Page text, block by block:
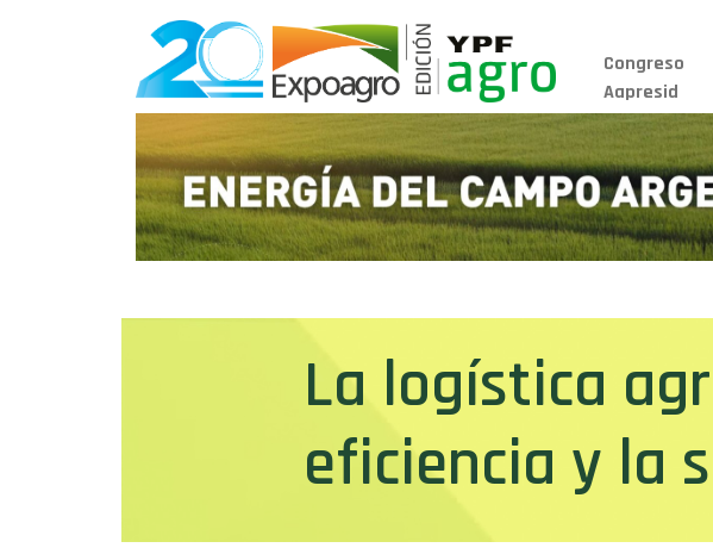
Congreso
Aapresid
La logística
eficiencia y la